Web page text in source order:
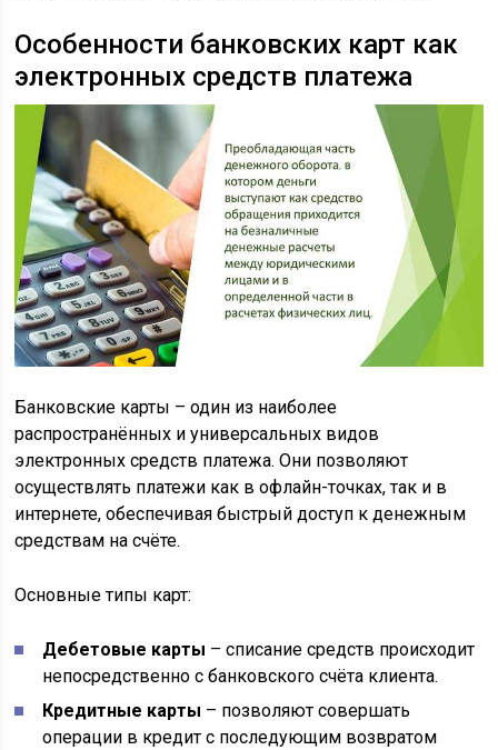
Особенности банковских карт как
электронных средств платежа
Банковские карты – один из наиболее
распространённых и универсальных видов
электронных средств платежа. Они позволяют
осуществлять платежи как в офлайн-точках, так и в
интернете, обеспечивая быстрый доступ к денежным
средствам на счёте.
Основные типы карт:
Дебетовые карты – списание средств происходит
непосредственно с банковского счёта клиента.
Кредитные карты – позволяют совершать
операции в кредит с последующим возвратом